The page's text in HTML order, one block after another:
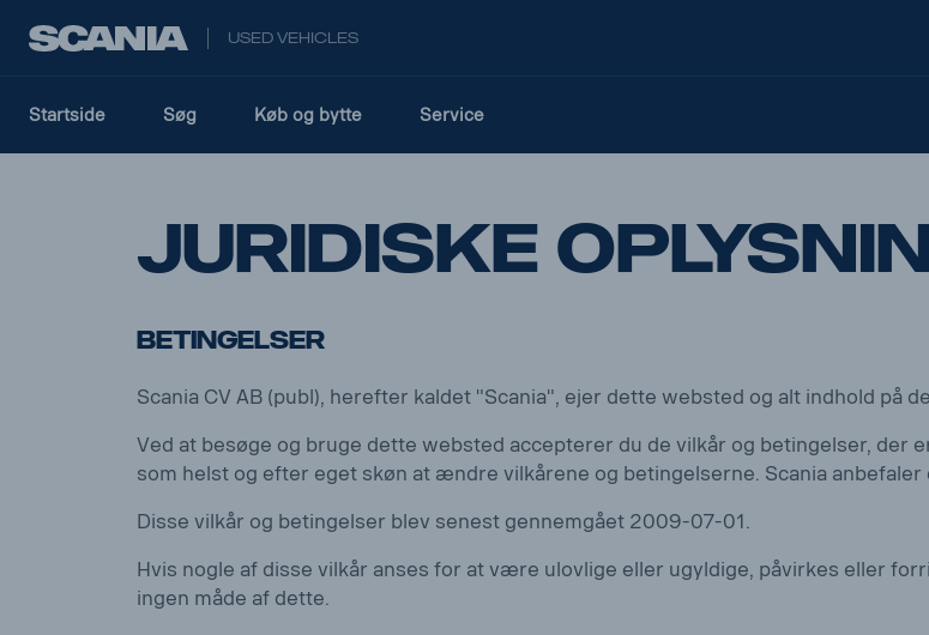
USED VEHICLES
Startside Søg Køb og bytte Service
Juridiske
Betingelser
Scania CV AB (publ), herefter kaldet "Scania", ejer dette websted og alt indhold på
Ved at besøge og bruge dette websted accepterer du de vilkår og betingelser, der
som helst og efter eget skøn at ændre vilkårene og betingelserne. Scania
Disse vilkår og betingelser blev senest gennemgået 2009-07-01.
Hvis nogle af disse vilkår anses for at være ulovlige eller ugyldige, påvirkes eller
ingen måde af dette.